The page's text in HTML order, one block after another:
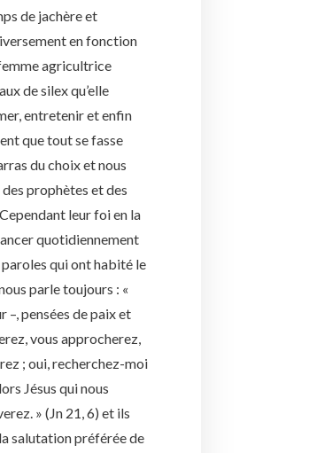
de jachère et
en fonction
agricultrice
de silex qu’elle
entretenir et enfin
que tout se fasse
du choix et nous
des prophètes et des
leur foi en la
quotidiennement
paroles qui ont habité le
parle toujours : «
–, pensées de paix et
vous approcherez,
; oui, recherchez-moi
Jésus qui nous
» (Jn 21, 6) et ils
salutation préférée de